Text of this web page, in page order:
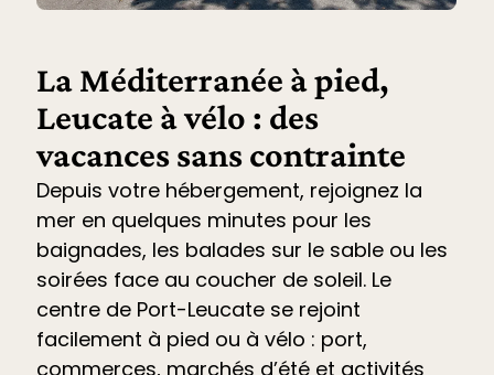
La Méditerranée à pied,
Leucate à vélo : des
vacances sans contrainte
Depuis votre hébergement, rejoignez la
mer en quelques minutes pour les
baignades, les balades sur le sable ou les
soirées face au coucher de soleil. Le
centre de Port-Leucate se rejoint
facilement à pied ou à vélo : port,
commerces, marchés d’été et activités